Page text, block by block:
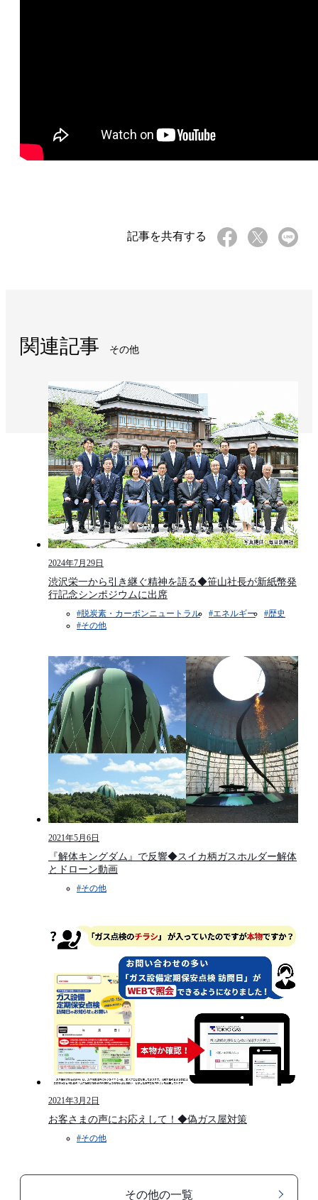
記事を共有する
関連記事 その他
2024年7月29日
渋沢栄一から引き継ぐ精神を語る◆笹山社長が新紙幣発
行記念シンポジウムに出席
#脱炭素・カーボンニュートラル #エネルギー
#歴史
#その他
2021年5月6日
『解体キングダム』で反響◆スイカ柄ガスホルダー解体
とドローン動画
#その他
2021年3月2日
お客さまの声にお応えして！◆偽ガス屋対策
#その他
その他の一覧